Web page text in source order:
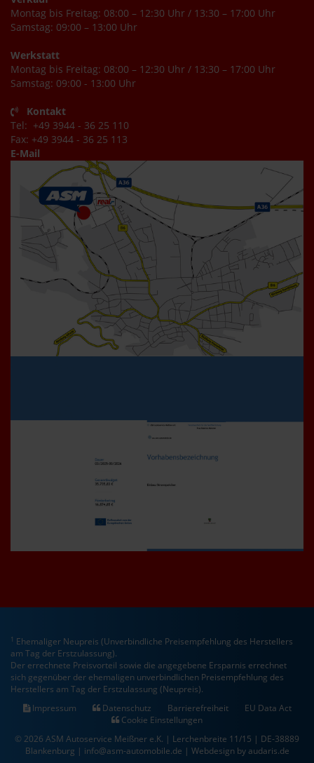
Montag bis Freitag: 08:00 – 12:30 Uhr / 13:30 – 17:00 Uhr
Samstag: 09:00 – 13:00 Uhr
Werkstatt
Montag bis Freitag: 08:00 – 12:30 Uhr / 13:30 – 17:00 Uhr
Samstag: 09:00 - 13:00 Uhr
Kontakt
Tel: +49 3944 - 36 25 110
Fax: +49 3944 - 36 25 113
E-Mail
1 Ehemaliger Neupreis (Unverbindliche Preisempfehlung des Herstellers
am Tag der Erstzulassung).
Der errechnete Preisvorteil sowie die angegebene Ersparnis errechnet
sich gegenüber der ehemaligen unverbindlichen Preisempfehlung des
Herstellers am Tag der Erstzulassung (Neupreis).
Impressum
Datenschutz Barrierefreiheit
EU Data Act
Cookie Einstellungen
© 2026 ASM Autoservice Meißner e.K. | Lerchenbreite 11/15 | DE-38889
Blankenburg | info@asm-automobile.de | Webdesign by audaris.de